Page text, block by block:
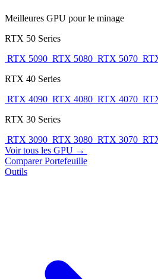
Meilleures GPU pour le minage
RTX 50 Series
RTX 5090 RTX 5080 RTX 5070
RTX 40 Series
RTX 4090 RTX 4080 RTX 4070
RTX 30 Series
RTX 3090 RTX 3080 RTX 3070
Voir tous les GPU →
ComparerPortefeuille
Outils